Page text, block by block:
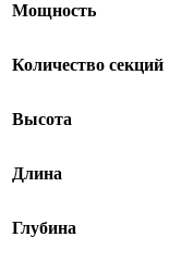
Мощность
Количество секций
Высота
Длина
Глубина